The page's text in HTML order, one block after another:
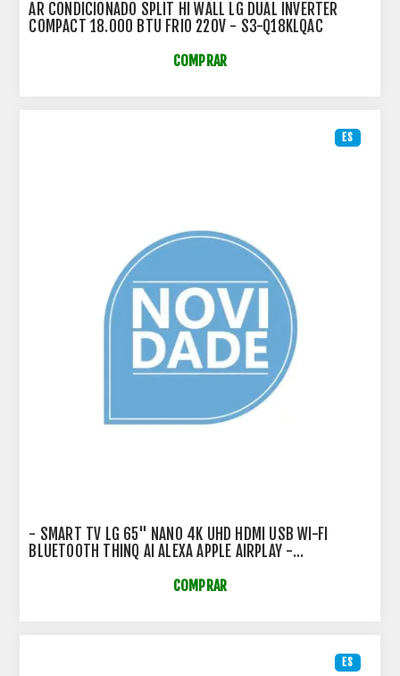
AR CONDICIONADO SPLIT HI WALL LG DUAL INVERTER
COMPACT 18.000 BTU FRIO 220V - S3-Q18KLQAC
COMPRAR
ES
- SMART TV LG 65" NANO 4K UHD HDMI USB WI-FI
BLUETOOTH THINQ AI ALEXA APPLE AIRPLAY -
COMPRAR
ES